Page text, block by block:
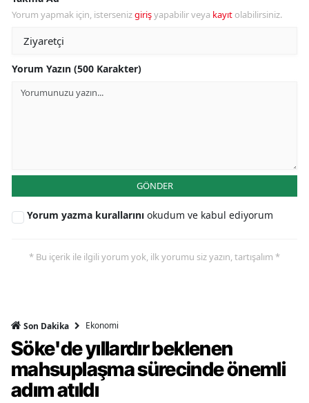
Yorum yapmak için, istersenizgirişyapabilir veya kayıt olabilirsiniz.
Yorum Yazın (500 Karakter)
GÖNDER
Yorum yazma kurallarını okudum ve kabul ediyorum
* Bu içerik ile ilgili yorum yok, ilk yorumu siz yazın, tartışalım *
Son Dakika Ekonomi
Söke'de yıllardır beklenen
mahsuplaşma sürecinde önemli
adım atıldı